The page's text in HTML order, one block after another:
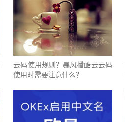
云码使用规则？暴风播酷云云码
使用时需要注意什么？